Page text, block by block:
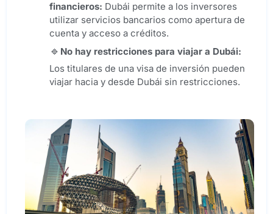
financieros: Dubái permite a los inversores
utilizar servicios bancarios como apertura de
cuenta y acceso a créditos.
No hay restricciones para viajar a Dubái:
Los titulares de una visa de inversión pueden
viajar hacia y desde Dubái sin restricciones.